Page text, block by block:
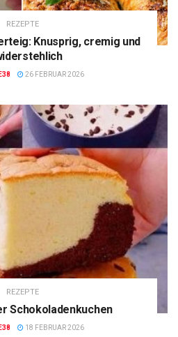
REZEPTE
Knusprig, cremig und
26 FEBRUAR 2026
REZEPTE
Schokoladenkuchen
18 FEBRUAR 2026